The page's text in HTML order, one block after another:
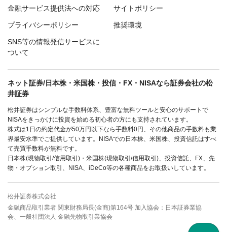
金融サービス提供法への対応 サイトポリシー
プライバシーポリシー 推奨環境
SNS等の情報発信サービスに
ついて
ネット証券/日本株・米国株・投信・FX・NISAなら証券会社の松
井証券
松井証券はシンプルな手数料体系、豊富な無料ツールと安心のサポートで
NISAをきっかけに投資を始める初心者の方にも支持されています。
株式は1日の約定代金が50万円以下なら手数料0円、その他商品の手数料も業
界最安水準でご提供しています。NISAでの日本株、米国株、投資信託はすべ
て売買手数料が無料です。
日本株(現物取引/信用取引)・米国株(現物取引/信用取引)、投資信託、FX、先
物・オプション取引、NISA、iDeCo等の各種商品をお取扱いしています。
松井証券株式会社
金融商品取引業者 関東財務局長(金商)第164号 加入協会：日本証券業協
会、一般社団法人 金融先物取引業協会